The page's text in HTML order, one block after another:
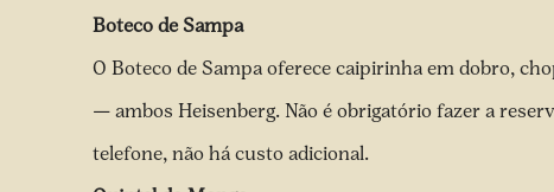
Boteco de Sampa
O Boteco de Sampa oferece caipirinha em dobro,
— ambos Heisenberg. Não é obrigatório fazer a
telefone, não há custo adicional.